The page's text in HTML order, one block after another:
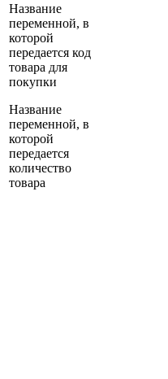
Название
переменной, в
которой
передается код
товара для
покупки
Название
переменной, в
которой
передается
количество
товара